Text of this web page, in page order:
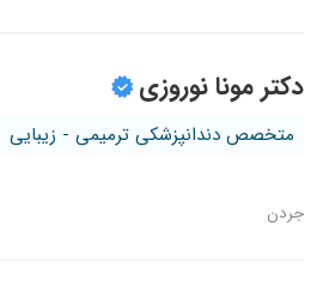
دکتر مونا نوروزی
متخصص دندانپزشکی ترمیمی - زیبایی
جردن